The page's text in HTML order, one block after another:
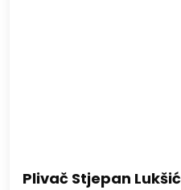
Plivač Stjepan